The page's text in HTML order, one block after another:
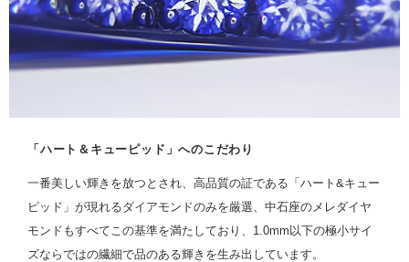
「ハート＆キューピッド」へのこだわり
一番美しい輝きを放つとされ、高品質の証である「ハート&キュー
ピッド」が現れるダイアモンドのみを厳選、中石座のメレダイヤ
モンドもすべてこの基準を満たしており、1.0mm以下の極小サイ
ズならではの繊細で品のある輝きを生み出しています。